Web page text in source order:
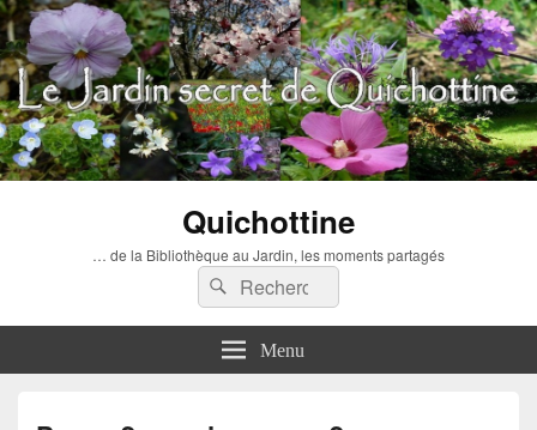
Quichottine
… de la Bibliothèque au Jardin, les moments partagés
Recherche :
Rechercher
Menu